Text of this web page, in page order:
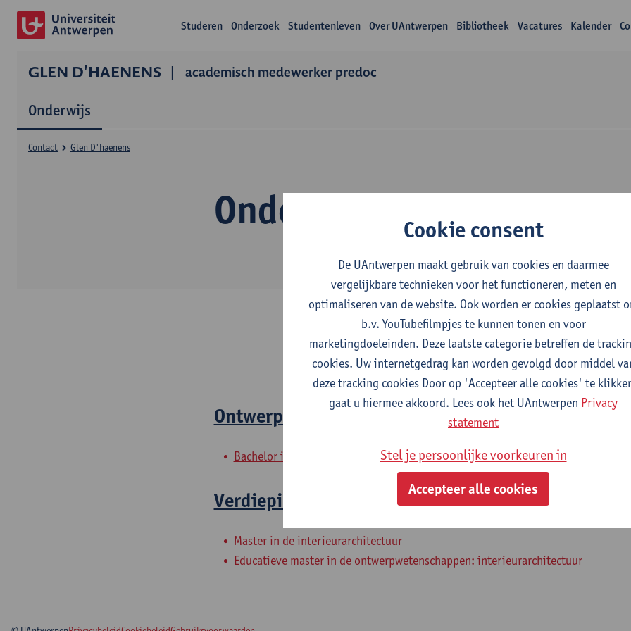
Studeren Onderzoek Studentenleven Over UAntwerpen Bibliotheek Vacatures Kalender
GLEN D'HAENENS academisch medewerker predoc
Onderwijs
Onderwijs Glen
Contact Glen D'haenens
2026-2027 2025-2026 2024-2025
Ontwerplabo 3
Bachelor in de interieurarchitectuur
Verdiepingstraject
Master in de interieurarchitectuur
Educatieve master in de ontwerpwetenschappen: interieurarchitectuur
Cookie consent
De UAntwerpen maakt gebruik van cookies en daarmee
vergelijkbare technieken voor het functioneren, meten en
optimaliseren van de website. Ook worden er cookies geplaatst
b.v. YouTubefilmpjes te kunnen tonen en voor
marketingdoeleinden. Deze laatste categorie betreffen de
cookies. Uw internetgedrag kan worden gevolgd door middel
deze tracking cookies Door op 'Accepteer alle cookies' te
gaat u hiermee akkoord. Lees ook het UAntwerpen Privacy
statement
Stel je persoonlijke voorkeuren in
Accepteer alle cookies